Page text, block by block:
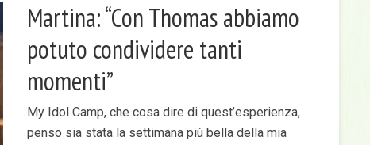
Martina: “Con Thomas abbiamo
potuto condividere tanti
momenti”
My Idol Camp, che cosa dire di quest’esperienza,
penso sia stata la settimana più bella della mia